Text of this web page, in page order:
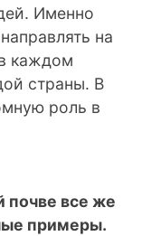
Именно
на
каждом
страны. В
роль в
почве все же
примеры.